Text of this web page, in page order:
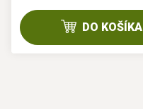
DO KOŠÍKA